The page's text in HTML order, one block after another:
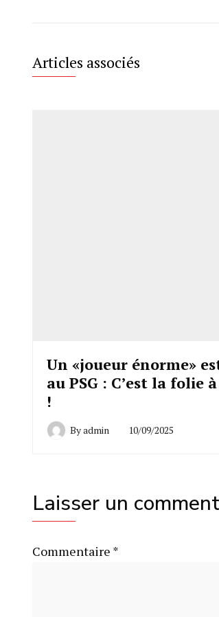
Articles associés
Un «joueur énorme»
au PSG : C’est la folie
!
Byadmin 10/09/2025
Laisser un
Commentaire *